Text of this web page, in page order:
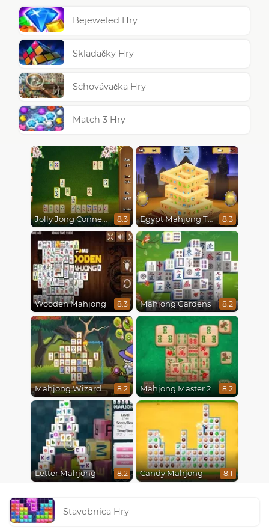
Bejeweled Hry
Skladačky Hry
Schovávačka Hry
Match 3 Hry
Jolly Jong Connect 8.3 Egypt Mahjong Triple Dimensions 8.3
Wooden Mahjong 8.3 Mahjong Gardens 8.2
Mahjong Wizard 8.2 Mahjong Master 2 8.2
Letter Mahjong 8.2 Candy Mahjong 8.1
Stavebnica Hry